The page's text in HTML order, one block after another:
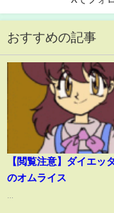
おすすめの記事
【閲覧注意】ダイエッ
のオムライス